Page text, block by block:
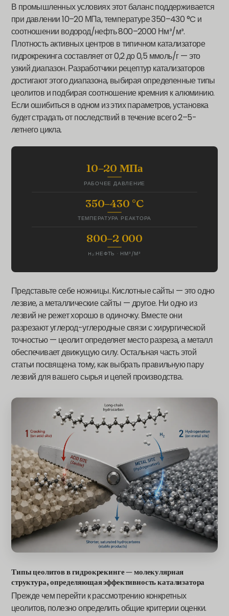
В промышленных условиях этот баланс поддерживается
при давлении 10–20 МПа, температуре 350–430 °C и
соотношении водород/нефть 800–2000 Нм³/м³.
Плотность активных центров в типичном катализаторе
гидрокрекинга составляет от 0,2 до 0,5 ммоль/г — это
узкий диапазон. Разработчики рецептур катализаторов
достигают этого диапазона, выбирая определенные типы
цеолитов и подбирая соотношение кремния к алюминию.
Если ошибиться в одном из этих параметров, установка
будет страдать от последствий в течение всего 2–5-
летнего цикла.
10–20 МПа
РАБОЧЕЕ ДАВЛЕНИЕ
350–430 °C
ТЕМПЕРАТУРА РЕАКТОРА
800–2 000
H₂:НЕФТЬ · НМ³/М³
Представьте себе ножницы. Кислотные сайты — это одно
лезвие, а металлические сайты — другое. Ни одно из
лезвий не режет хорошо в одиночку. Вместе они
разрезают углерод-углеродные связи с хирургической
точностью — цеолит определяет место разреза, а металл
обеспечивает движущую силу. Остальная часть этой
статьи посвящена тому, как выбрать правильную пару
лезвий для вашего сырья и целей производства.
Типы цеолитов в гидрокрекинге — молекулярная
структура, определяющая эффективность катализатора
Прежде чем перейти к рассмотрению конкретных
цеолитов, полезно определить общие критерии оценки.